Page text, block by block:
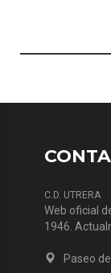
C.D. UTRERA
Web oficial
1946.
Paseo